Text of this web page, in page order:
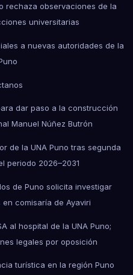
rechaza observaciones de la
universitarias
a nuevas autoridades de la
dar paso a la construcción
Manuel Núñez Butrón
de la UNA Puno tras segunda
periodo 2026–2031
de Puno solicita investigar
comisaría de Ayaviri
al hospital de la UNA Puno;
legales por oposición
turística en la región Puno